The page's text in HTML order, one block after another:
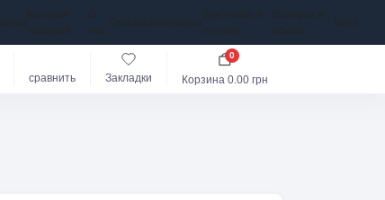
сравнить Закладки Корзина 0.00 грн
0